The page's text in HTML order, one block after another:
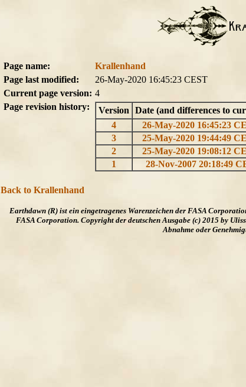
Page name:
Krallenhand
Page last modified:
26-May-2020 16:45:23 CEST
Current page version: 4
Page revision history:
Version Date (and differences to
4
26-May-2020 16:45:23
3
25-May-2020 19:44:49
2
25-May-2020 19:08:12
1
28-Nov-2007 20:18:49
Back to Krallenhand
Earthdawn (R) ist ein eingetragenes Warenzeichen der FASA
FASA Corporation. Copyright der deutschen Ausgabe (c) 2015 by
Abnahme oder